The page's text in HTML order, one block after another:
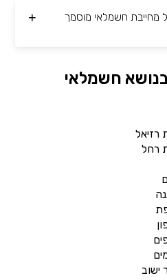
חשמלאי מוסמך
חשמלאי
רזיאל
רחל